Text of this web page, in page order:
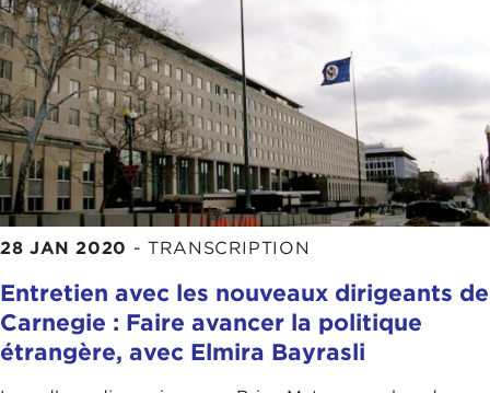
28 JAN 2020 - TRANSCRIPTION
Entretien avec les nouveaux dirigeants de
Carnegie : Faire avancer la politique
étrangère, avec Elmira Bayrasli